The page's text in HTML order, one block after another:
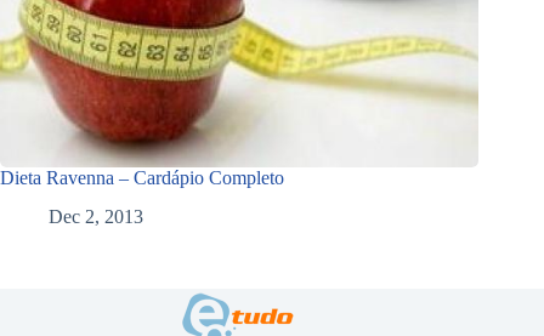
Dieta Ravenna – Cardápio Completo
Dec 2, 2013